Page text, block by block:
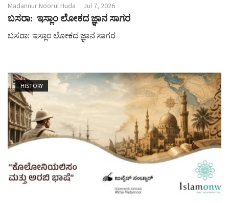
Madannur Noorul Huda Jul 7, 2026
ಬಸರಾ: ಇಸ್ಲಾಂ ಲೋಕದ ಜ್ಞಾನ ಸಾಗರ
ಬಸರಾ: ಇಸ್ಲಾಂ ಲೋಕದ ಜ್ಞಾನ ಸಾಗರ
HISTORY